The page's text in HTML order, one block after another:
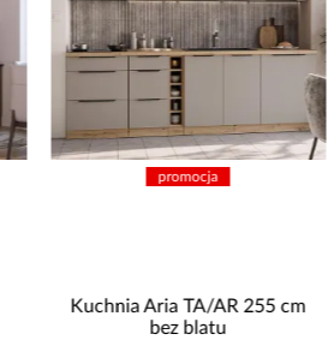
promocja
Łóżko kontynentalne Santi
160x200 jasny popiel